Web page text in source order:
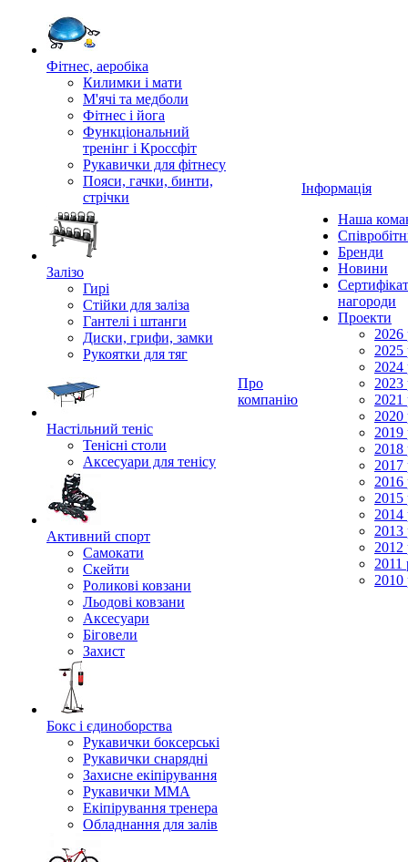
Фітнес, аеробіка
Килимки і мати
М'ячі та медболи
Фітнес і йога
Функціональний
тренінг і Кроссфіт
Рукавички для фітнесу
Пояси, гачки, бинти,
стрічки
Залізо
Гирі
Стійки для заліза
Гантелі і штанги
Диски, грифи, замки
Рукоятки для тяг
Настільний теніс
Тенісні столи
Аксесуари для тенісу
Активний спорт
Самокати
Скейти
Роликові ковзани
Льодові ковзани
Аксесуари
Біговели
Захист
Бокс і єдиноборства
Рукавички боксерські
Рукавички снарядні
Захисне екіпірування
Рукавички ММА
Екіпірування тренера
Обладнання для залів
Про
компанію
Інформація
Наша
Бренди
Новини
нагороди
Проекти
2026
2025
2024
2023
2021
2020
2019
2018
2017
2016
2015
2014
2013
2012
2011
2010